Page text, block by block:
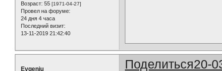
Возраст: 55 [1971-04-27]
Провел на форуме:
24 дня 4 часа
Последний визит:
13-11-2019 21:42:40
Поделиться20-
Evgeniu